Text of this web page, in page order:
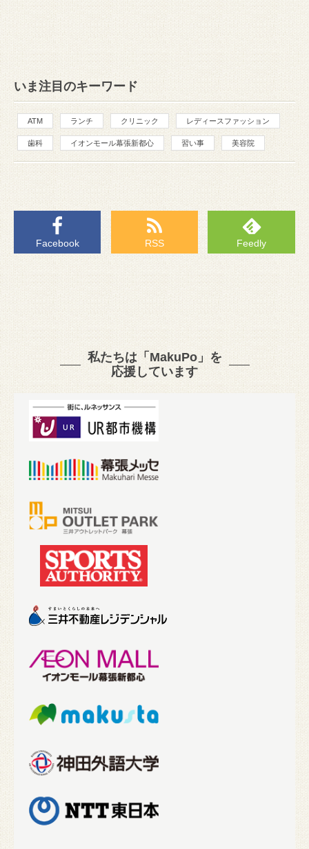
いま注目のキーワード
ATM ランチ クリニック レディースファッション
歯科 イオンモール幕張新都心 習い事 美容院
Facebook RSS Feedly
私たちは「MakuPo」を
応援しています